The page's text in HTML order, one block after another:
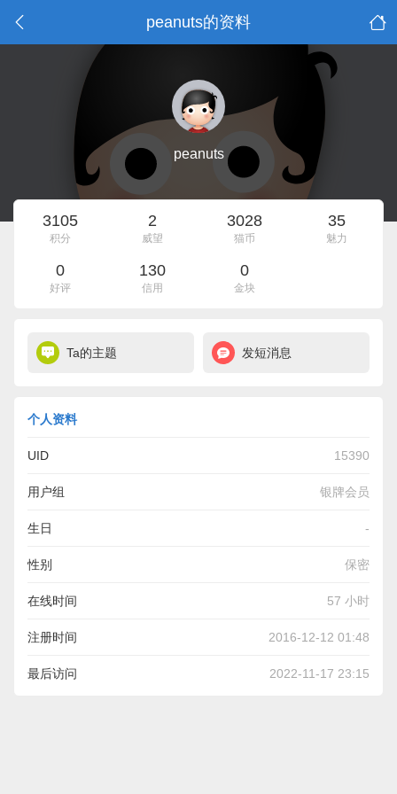
peanuts的资料
peanuts
3105
积分
2
威望
3028
猫币
35
魅力
0
好评
130
信用
0
金块
Ta的主题 发短消息
个人资料
UID 15390
用户组 银牌会员
生日 -
性别 保密
在线时间 57 小时
注册时间 2016-12-12 01:48
最后访问 2022-11-17 23:15